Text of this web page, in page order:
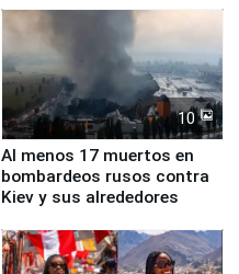
Fenómeno El Niño
10
Al menos 17 muertos en
bombardeos rusos contra
Kiev y sus alrededores